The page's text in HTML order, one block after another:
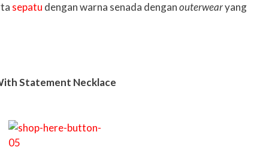
sepatu dengan warna senada denganouterwearyang
Statement Necklace